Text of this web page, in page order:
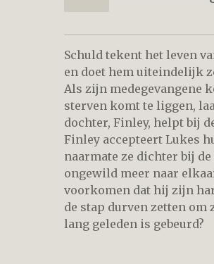
Schuld tekent het leven
en doet hem uiteindelijk
Als zijn medegevangene
sterven komt te liggen,
dochter, Finley, helpt bij
Finley accepteert Lukes
naarmate ze dichter bij
ongewild meer naar
voorkomen dat hij zijn
de stap durven zetten om
lang geleden is gebeurd?